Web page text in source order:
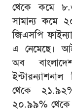
থেকে কমে
সামান্য কমে
জিএসপি
এ নেমেছে।
অব
থেকে
২০.৯৯% থেকে